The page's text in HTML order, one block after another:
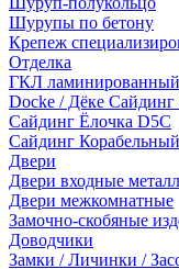
Шурупы по бетону
Крепеж
Отделка
ГКЛ
Docke / Дёке Сайдинг
Сайдинг Ёлочка D5C
Сайдинг
Двери
Двери входные
Двери межкомнатные
Замочно-скобяные
Доводчики
Замки / Личинки /